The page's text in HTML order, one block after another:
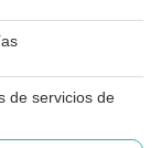
de servicios de